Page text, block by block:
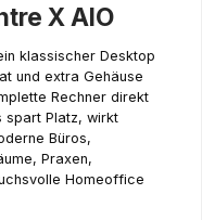
X AIO
klassischer Desktop
und extra Gehäuse
Rechner direkt
spart Platz, wirkt
Büros,
Praxen,
Homeoffice